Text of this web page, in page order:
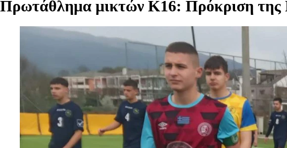
Πρωτάθλημα μικτών Κ16: Πρόκριση της